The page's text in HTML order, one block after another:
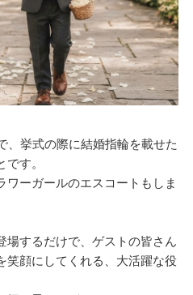
、挙式の際に結婚指輪を載せた
す。
ワーガールのエスコートもしま
場するだけで、ゲストの皆さん
笑顔にしてくれる、大活躍な役